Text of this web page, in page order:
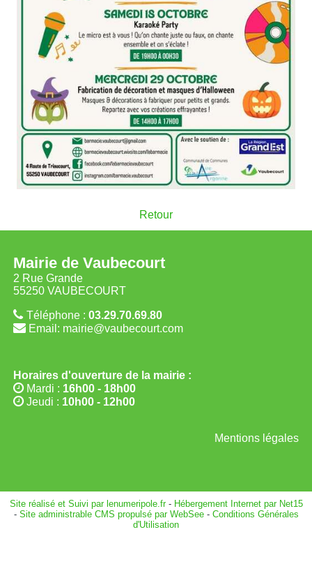
Retour
Mairie de Vaubecourt
2 Rue Grande
55250 VAUBECOURT
Téléphone : 03.29.70.69.80
Email: mairie@vaubecourt.com
Horaires d'ouverture de la mairie :
Mardi : 16h00 - 18h00
Jeudi : 10h00 - 12h00
Mentions légales
Site réalisé et Suivi par lenumeripole.fr- Hébergement Internet par Net15
- Site administrable CMS propulsé par WebSee- Conditions Générales
d'Utilisation